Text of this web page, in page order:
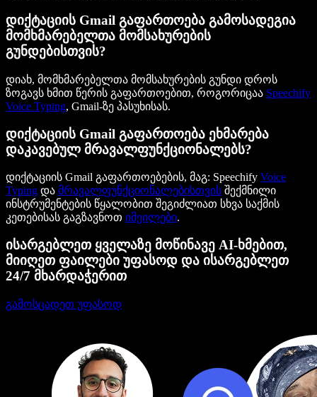
დიქტაციის Gmail გაფართოება გამოსადეგია
მომხმარებელთა მომსახურების
გუნდებისთვის?
დიახ, მომხმარებელთა მომსახურების გუნდი დროს
ზოგავს ხმით წერის გაფართოებით, როგორიცაა Speechify
Voice Typing, Gmail-ზე პასუხისას.
დიქტაციის Gmail გაფართოება ეხმარება
დაკავებულ მრავალფუნქციონალებს?
დიქტაციის Gmail გაფართოებების, მაგ: Speechify Voice
Typing და მრავალფუნქციონალებისთვის შექმნილი
ინსტრუმენტების წყალობით შეგიძლიათ სხვა საქმის
კეთებისას გაგზავნოთ იმეილები.
ისარგებლეთ ყველაზე მოწინავე AI-ხმებით,
მიიღეთ ფაილები უფასოდ და ისარგებლეთ
24/7 მხარდაჭერით
გამოსცადეთ უფასოდ